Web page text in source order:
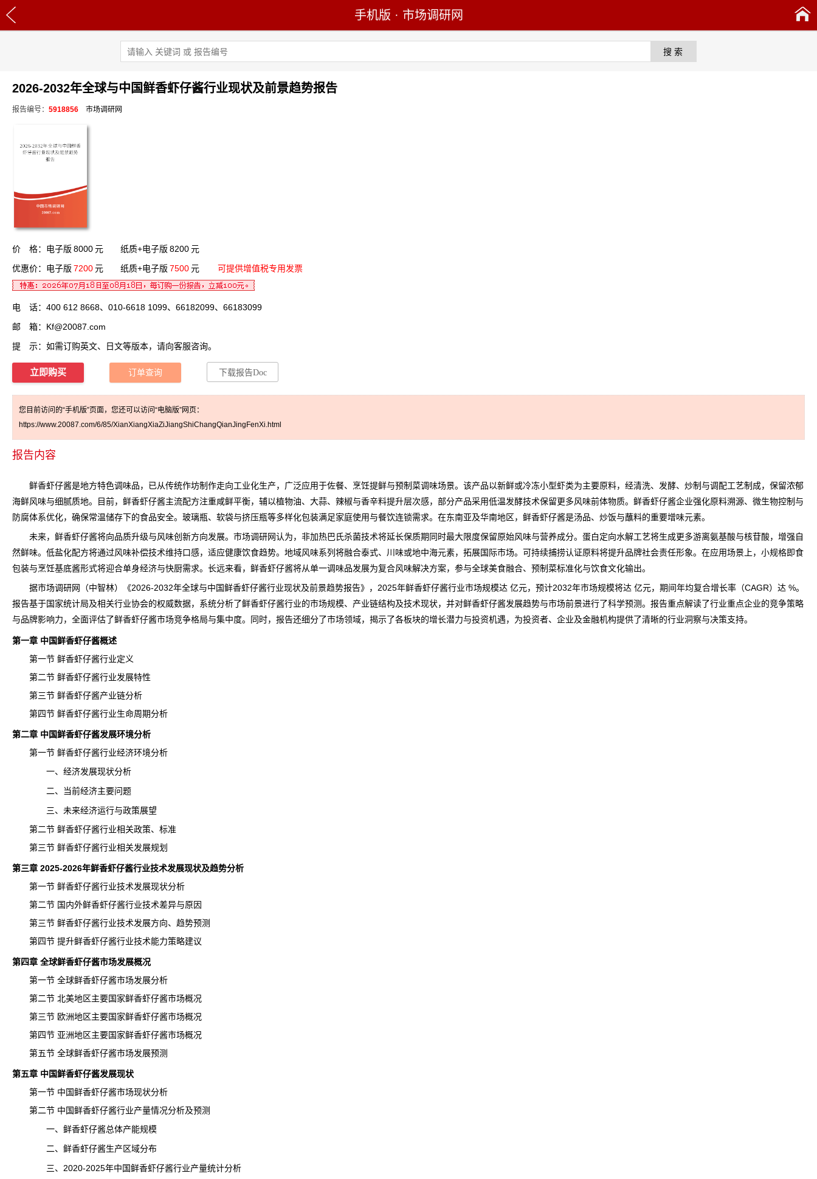
手机版 · 市场调研网
2026-2032年全球与中国鲜香虾仔酱行业现状及前景趋势报告
报告编号：5918856 市场调研网
价 格：电子版 8000元 纸质+电子版 8200元
优惠价：电子版 7200元 纸质+电子版 7500元 可提供增值税专用发票
电 话：400 612 8668、010-6618 1099、66182099、66183099
邮 箱： Kf@20087.com
提 示：如需订购英文、日文等版本，请向客服咨询。
立即购买 订单查询 下载报告Doc
您目前访问的“手机版”页面，您还可以访问“电脑版”网页：
https://www.20087.com/6/85/XianXiangXiaZiJiangShiChangQianJingFenXi.html
报告内容
鲜香虾仔酱是地方特色调味品，已从传统作坊制作走向工业化生产，广泛应用于佐餐、烹饪提鲜与预制菜调味场景。该产品以新鲜或冷冻小型虾类为主要原料，经清洗、发酵、炒制与调配工艺制成，保留浓郁
海鲜风味与细腻质地。目前，鲜香虾仔酱主流配方注重咸鲜平衡，辅以植物油、大蒜、辣椒与香辛料提升层次感，部分产品采用低温发酵技术保留更多风味前体物质。鲜香虾仔酱企业强化原料溯源、微生物控制与
防腐体系优化，确保常温储存下的食品安全。玻璃瓶、软袋与挤压瓶等多样化包装满足家庭使用与餐饮连锁需求。在东南亚及华南地区，鲜香虾仔酱是汤品、炒饭与蘸料的重要增味元素。
未来，鲜香虾仔酱将向品质升级与风味创新方向发展。市场调研网认为，非加热巴氏杀菌技术将延长保质期同时最大限度保留原始风味与营养成分。蛋白定向水解工艺将生成更多游离氨基酸与核苷酸，增强自
然鲜味。低盐化配方将通过风味补偿技术维持口感，适应健康饮食趋势。地域风味系列将融合泰式、川味或地中海元素，拓展国际市场。可持续捕捞认证原料将提升品牌社会责任形象。在应用场景上，小规格即食
包装与烹饪基底酱形式将迎合单身经济与快厨需求。长远来看，鲜香虾仔酱将从单一调味品发展为复合风味解决方案，参与全球美食融合、预制菜标准化与饮食文化输出。
据市场调研网（中智林）《2026-2032年全球与中国鲜香虾仔酱行业现状及前景趋势报告》，2025年鲜香虾仔酱行业市场规模达 亿元，预计2032年市场规模将达 亿元，期间年均复合增长率（CAGR）达 %。
报告基于国家统计局及相关行业协会的权威数据，系统分析了鲜香虾仔酱行业的市场规模、产业链结构及技术现状，并对鲜香虾仔酱发展趋势与市场前景进行了科学预测。报告重点解读了行业重点企业的竞争策略
与品牌影响力，全面评估了鲜香虾仔酱市场竞争格局与集中度。同时，报告还细分了市场领域，揭示了各板块的增长潜力与投资机遇，为投资者、企业及金融机构提供了清晰的行业洞察与决策支持。
第一章 中国鲜香虾仔酱概述
第一节 鲜香虾仔酱行业定义
第二节 鲜香虾仔酱行业发展特性
第三节 鲜香虾仔酱产业链分析
第四节 鲜香虾仔酱行业生命周期分析
第二章 中国鲜香虾仔酱发展环境分析
第一节 鲜香虾仔酱行业经济环境分析
一、经济发展现状分析
二、当前经济主要问题
三、未来经济运行与政策展望
第二节 鲜香虾仔酱行业相关政策、标准
第三节 鲜香虾仔酱行业相关发展规划
第三章 2025-2026年鲜香虾仔酱行业技术发展现状及趋势分析
第一节 鲜香虾仔酱行业技术发展现状分析
第二节 国内外鲜香虾仔酱行业技术差异与原因
第三节 鲜香虾仔酱行业技术发展方向、趋势预测
第四节 提升鲜香虾仔酱行业技术能力策略建议
第四章 全球鲜香虾仔酱市场发展概况
第一节 全球鲜香虾仔酱市场发展分析
第二节 北美地区主要国家鲜香虾仔酱市场概况
第三节 欧洲地区主要国家鲜香虾仔酱市场概况
第四节 亚洲地区主要国家鲜香虾仔酱市场概况
第五节 全球鲜香虾仔酱市场发展预测
第五章 中国鲜香虾仔酱发展现状
第一节 中国鲜香虾仔酱市场现状分析
第二节 中国鲜香虾仔酱行业产量情况分析及预测
一、鲜香虾仔酱总体产能规模
二、鲜香虾仔酱生产区域分布
三、2020-2025年中国鲜香虾仔酱行业产量统计分析